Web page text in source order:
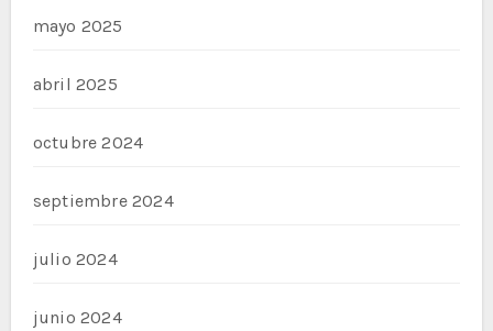
mayo 2025
abril 2025
octubre 2024
septiembre 2024
julio 2024
junio 2024